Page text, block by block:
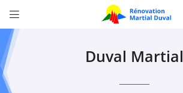

Zone Artisanale Croix de l'auberté,
Duval Martial